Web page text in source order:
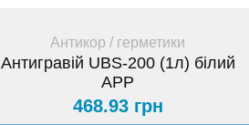
+ Купити
Антикор / герметики
Антигравій UBS-200 (1л) білий
АРР
468.93 грн